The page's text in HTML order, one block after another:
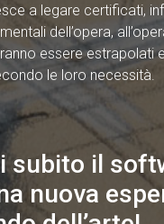
a legare certificati,
dell’opera,
essere estrapolati
le loro necessità.
subito il
nuova